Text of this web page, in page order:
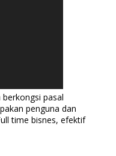
berkongsi pasal
penguna dan
time bisnes, efektif